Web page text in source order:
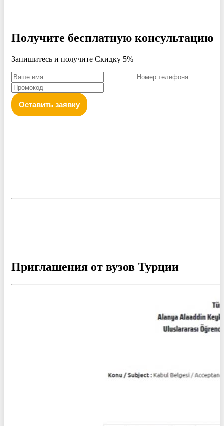
Получите бесплатную консультацию
Запишитесь и получите Скидку 5%
Оставить заявку
Приглашения от вузов Турции